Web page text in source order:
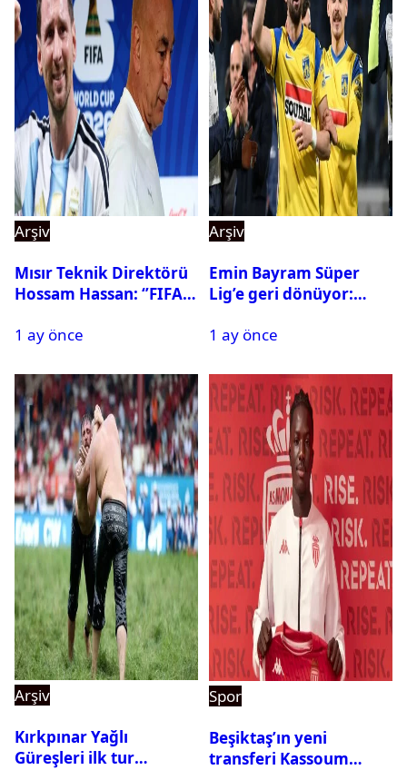
Arşiv
Mısır Teknik Direktörü
Hossam Hassan: ‘’FIFA,
istemiyor’’
1 ay önce
Arşiv
Emin Bayram Süper
Lig’e geri dönüyor:
1 ay önce
Arşiv
Kırkpınar Yağlı
Güreşleri ilk tur
Spor
Beşiktaş’ın yeni
transferi Kassoum